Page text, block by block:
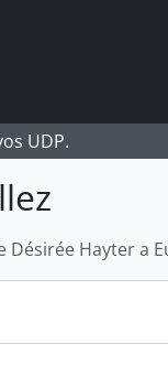
UDP.
Désirée Hayter a